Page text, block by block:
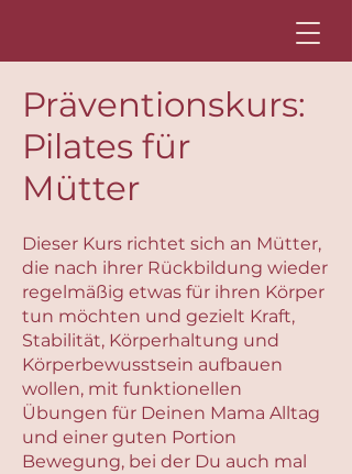
Präventionskurs:
Pilates für
Mütter
Dieser Kurs richtet sich an Mütter,
die nach ihrer Rückbildung wieder
regelmäßig etwas für ihren Körper
tun möchten und gezielt Kraft,
Stabilität, Körperhaltung und
Körperbewusstsein aufbauen
wollen, mit funktionellen
Übungen für Deinen Mama Alltag
und einer guten Portion
Bewegung, bei der Du auch mal